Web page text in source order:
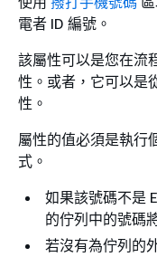
電者 ID 編號。
該屬性可以是您在流
性。或者，它可以是
性。
屬性的值必須是執行
式。
如果該號碼不是
的佇列中的號碼
若沒有為佇列的